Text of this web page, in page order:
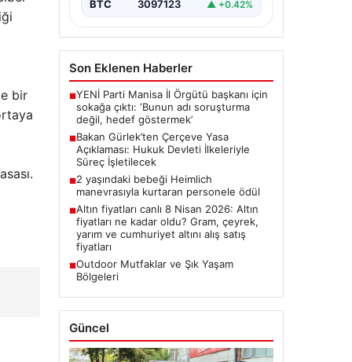
bir
BTC 3097123 ▲ +0.42%
Son Eklenen Haberler
■YENİ Parti Manisa İl Örgütü başkanı için
sokağa çıktı: ‘Bunun adı soruşturma
değil, hedef göstermek’
■Bakan Gürlek’ten Çerçeve Yasa
Açıklaması: Hukuk Devleti İlkeleriyle
Süreç İşletilecek
■2 yaşındaki bebeği Heimlich
manevrasıyla kurtaran personele ödül
■Altın fiyatları canlı 8 Nisan 2026: Altın
fiyatları ne kadar oldu? Gram, çeyrek,
yarım ve cumhuriyet altını alış satış
fiyatları
■Outdoor Mutfaklar ve Şık Yaşam
Bölgeleri
Güncel